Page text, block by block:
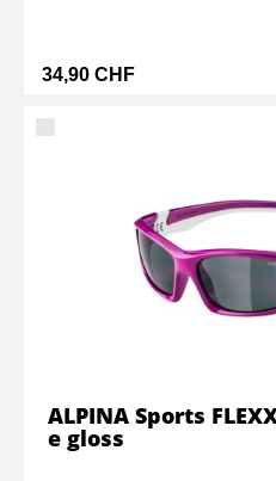
34,90 CHF
ALPINA Sports
e gloss